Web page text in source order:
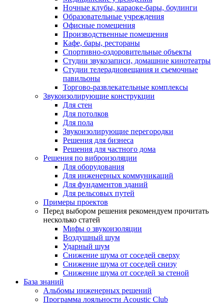
Ночные клубы, караоке-бары, боулинги
Образовательные учреждения
Офисные помещения
Производственные помещения
Кафе, бары, рестораны
Спортивно-оздоровительные объекты
Студии звукозаписи, домашние кинотеатры
Студии телерадиовещания и съемочные
павильоны
Торгово-развлекательные комплексы
Звукоизолирующие конструкции
Для стен
Для потолков
Для пола
Звукоизолирующие перегородки
Решения для бизнеса
Решения для частного дома
Решения по виброизоляции
Для оборудования
Для инженерных коммуникаций
Для фундаментов зданий
Для рельсовых путей
Примеры проектов
Перед выбором решения рекомендуем прочитать
несколько статей
Мифы о звукоизоляции
Воздушный шум
Ударный шум
Снижение шума от соседей сверху
Снижение шума от соседей снизу
Снижение шума от соседей за стеной
База знаний
Альбомы инженерных решений
Программа лояльности Acoustic Club